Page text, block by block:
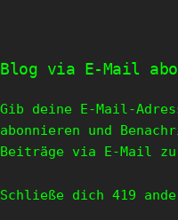
Blog via E-Mail
Gib deine E-Mail-
abonnieren und
Beiträge via E-Mail
Schließe dich 419